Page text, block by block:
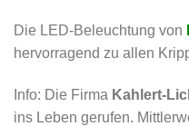
Die LED-Beleuchtung von
hervorragend zu allen
Info: Die Firma Kahlert-
ins Leben gerufen.